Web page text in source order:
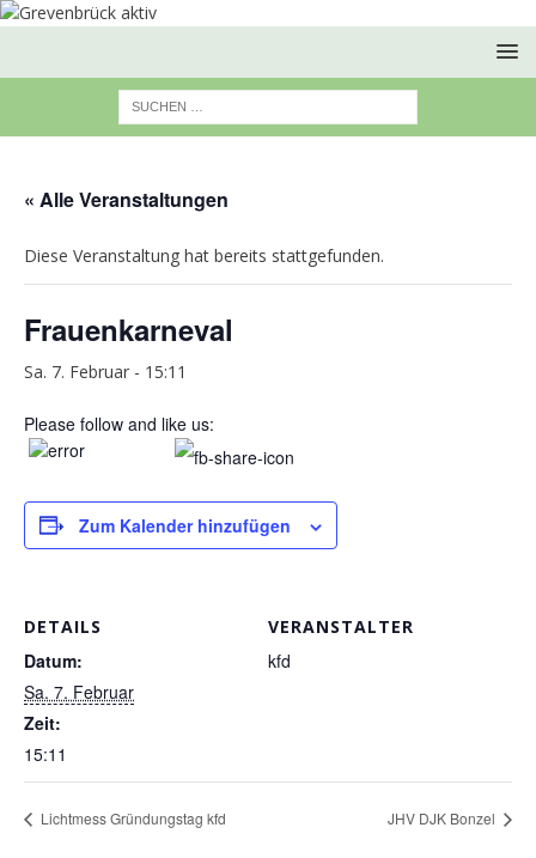
« Alle Veranstaltungen
Diese Veranstaltung hat bereits stattgefunden.
Frauenkarneval
Sa. 7. Februar - 15:11
Please follow and like us:
Zum Kalender hinzufügen
DETAILS
Datum:
Sa. 7. Februar
Zeit:
15:11
VERANSTALTER
kfd
Lichtmess Gründungstag kfd JHV DJK Bonzel